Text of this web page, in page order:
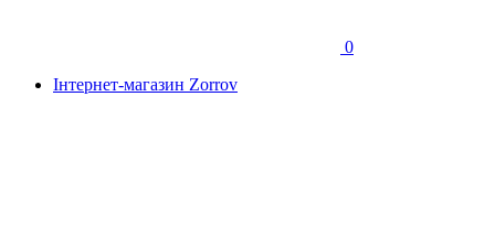
0
Інтернет-магазин Zorrov